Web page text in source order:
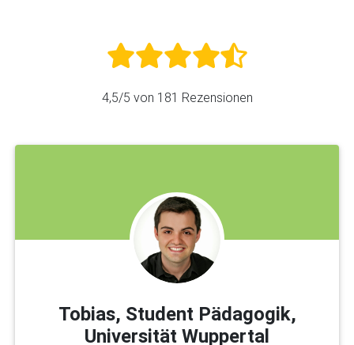
4,5/5 von 181 Rezensionen
Tobias, Student Pädagogik,
Universität Wuppertal